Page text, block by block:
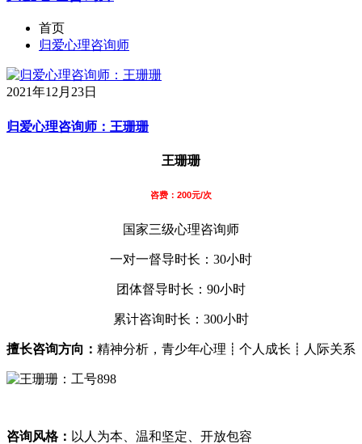
首页
归爱心理咨询师
2021年12月23日
归爱心理咨询师：王珊珊
王珊珊
咨费：200元/次
国家三级心理咨询师
一对一督导时长：30小时
团体督导时长：90小时
累计咨询时长：300小时
擅长咨询方向： 精神分析，青少年心理┋个人成长┋人际关系
咨询风格： 以人为本、温和坚定、开放包容